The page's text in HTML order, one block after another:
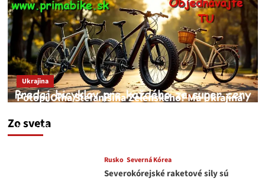
Zo sveta
Ukrajina
Potopí Oľha Stefanišina Zelenského? Má Ukrajina
JNS
Rusko Severná Kórea
Severokórejské raketové sily sú